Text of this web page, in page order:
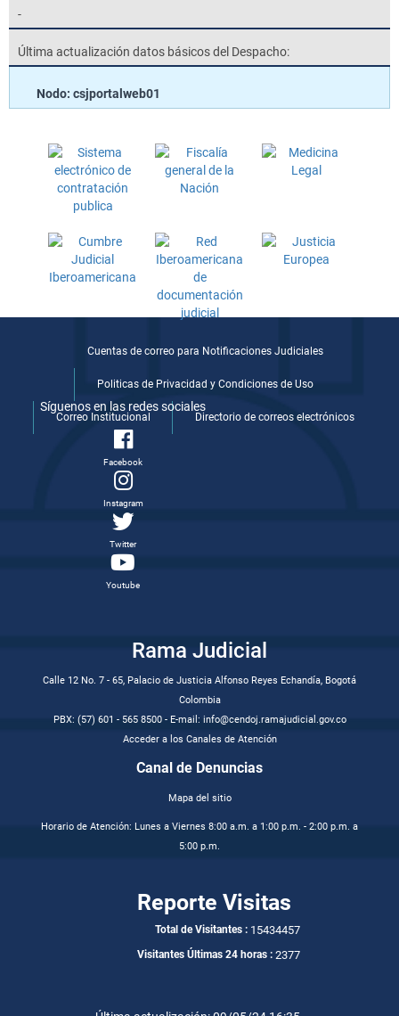
-
Última actualización datos básicos del Despacho:
Nodo: csjportalweb01
Cuentas de correo para Notificaciones Judiciales
Politicas de Privacidad y Condiciones de Uso
Correo Institucional Directorio de correos electrónicos
Síguenos en las redes sociales
Facebook
Instagram
Twitter
Youtube
Rama Judicial
Calle 12 No. 7 - 65, Palacio de Justicia Alfonso Reyes Echandía, Bogotá
Colombia
PBX: (57) 601 - 565 8500 - E-mail: info@cendoj.ramajudicial.gov.co
Acceder a los Canales de Atención
Canal de Denuncias
Mapa del sitio
Horario de Atención: Lunes a Viernes 8:00 a.m. a 1:00 p.m. - 2:00 p.m. a
5:00 p.m.
Reporte Visitas
Total de Visitantes : 15434457
Visitantes Últimas 24 horas : 2377